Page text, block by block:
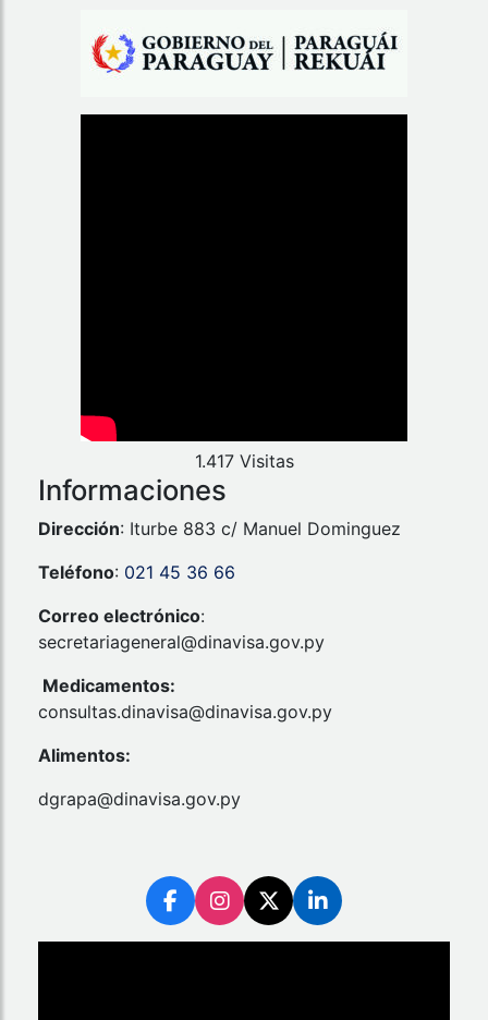
1.417 Visitas
Informaciones
Dirección: Iturbe 883 c/ Manuel Dominguez
Teléfono: 021 45 36 66
Correo electrónico:
secretariageneral@dinavisa.gov.py
Medicamentos:
consultas.dinavisa@dinavisa.gov.py
Alimentos:
dgrapa@dinavisa.gov.py